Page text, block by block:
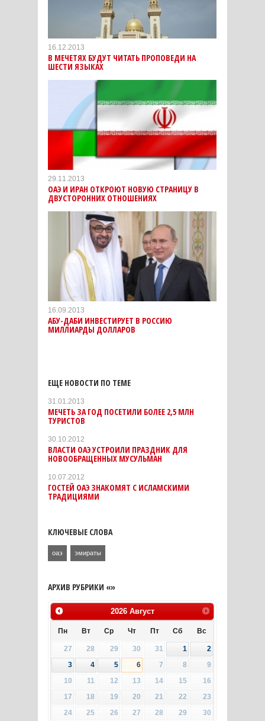
16.12.2013
В МЕЧЕТЯХ БУДУТ ЧИТАТЬ ПРОПОВЕДИ НА
ШЕСТИ ЯЗЫКАХ
29.11.2013
ОАЭ И ИРАН ОТКРОЮТ НОВУЮ СТРАНИЦУ В
ДВУСТОРОННИХ ОТНОШЕНИЯХ
16.09.2013
АБУ-ДАБИ ИНВЕСТИРУЕТ В РОССИЮ
МИЛЛИАРДЫ ДОЛЛАРОВ
ЕЩЕ НОВОСТИ ПО ТЕМЕ
31.01.2013
МЕЧЕТЬ ЗА ГОД ПОСЕТИЛИ БОЛЕЕ 2,5 МЛН
ТУРИСТОВ
30.10.2012
ВЛАСТИ ОАЭ УСТРОИЛИ ПРАЗДНИК ДЛЯ
НОВООБРАЩЕННЫХ МУСУЛЬМАН
10.07.2012
ГОСТЕЙ ОАЭ ЗНАКОМЯТ С ИСЛАМСКИМИ
ТРАДИЦИЯМИ
КЛЮЧЕВЫЕ СЛОВА
оаэ эмираты
АРХИВ РУБРИКИ «»
2026 Август
Пн Вт Ср Чт Пт Сб Вс
27 28 29 30 31 1
2
3
4 5 6 7 8
9
10
11 12 13 14 15
16
17
18 19 20 21 22
23
24
25 26 27 28 29
30